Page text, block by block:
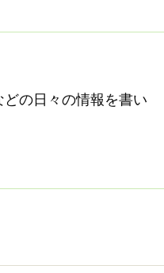
の日々の情報を書い